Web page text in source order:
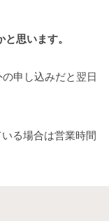
思います。
申し込みだと翌日
る場合は営業時間